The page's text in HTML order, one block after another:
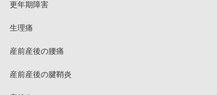
更年期障害
生理痛
産前産後の腰痛
産前産後の腱鞘炎